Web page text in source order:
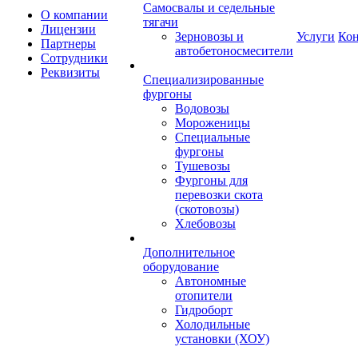
О компании
Лицензии
Партнеры
Сотрудники
Реквизиты
Самосвалы и седельные
тягачи
Зерновозы и
автобетоносмесители
Специализированные
фургоны
Водовозы
Мороженицы
Специальные
фургоны
Тушевозы
Фургоны для
перевозки скота
(скотовозы)
Хлебовозы
Дополнительное
оборудование
Автономные
отопители
Гидроборт
Холодильные
установки (ХОУ)
Услуги